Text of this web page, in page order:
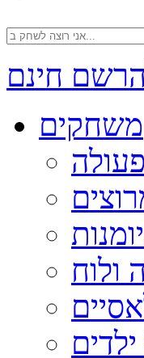
חינם
משחקים
ולוח